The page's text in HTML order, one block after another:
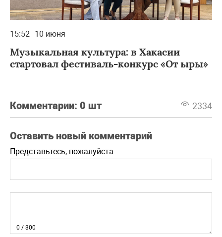
15:52 10 июня
Музыкальная культура: в Хакасии
стартовал фестиваль-конкурс «От ыры»
Комментарии: 0 шт 2334
Оставить новый комментарий
Представьтесь, пожалуйста
0 / 300